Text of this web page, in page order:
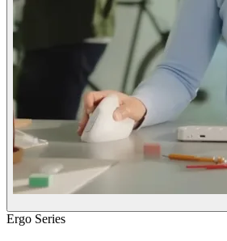
Ergo Series